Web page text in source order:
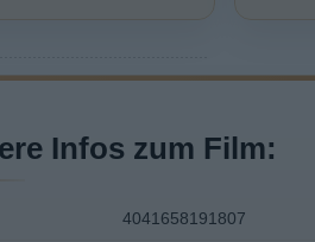
Infos zum Film:
4041658191807